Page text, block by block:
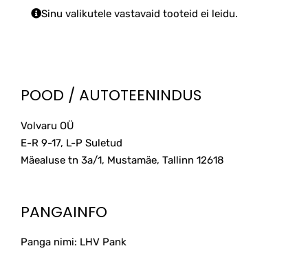
Sinu valikutele vastavaid tooteid ei leidu.
POOD / AUTOTEENINDUS
Volvaru OÜ
E-R 9-17, L-P Suletud
Mäealuse tn 3a/1, Mustamäe, Tallinn 12618
PANGAINFO
Panga nimi: LHV Pank